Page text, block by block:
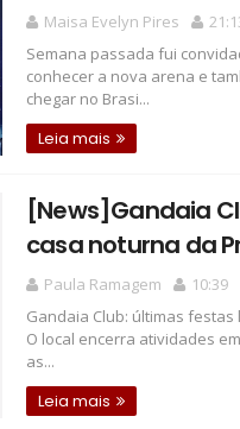
Maisa Evelyn Pires
Semana passada fui
conhecer a nova arena e
chegar no Brasi...
Leia mais
[News]Gandaia
casa noturna da
Paula Ramagem
10:39
Gandaia Club: últimas
O local encerra atividades
as...
Leia mais